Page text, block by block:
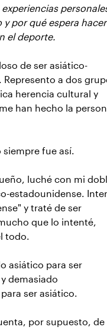
experiencias
por qué espera hacer
el deporte.
de ser asiático-
a dos
herencia cultural y
han hecho la
fue así.
luché con mi
estadounidense.
y traté de ser
que lo intenté,
todo.
asiático para ser
demasiado
ser asiático.
por supuesto, de